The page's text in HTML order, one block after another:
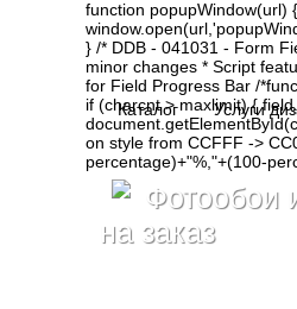
function popupWindow(url) {
} /* DDB - 041031 - Form
minor changes * Script
for Field Progress Bar /
if (charcnt > maxlimit) {
on style from CCFFF ->
percentage)+"%,"+(100-
Фотообои
на заказ
Каталог Услуги